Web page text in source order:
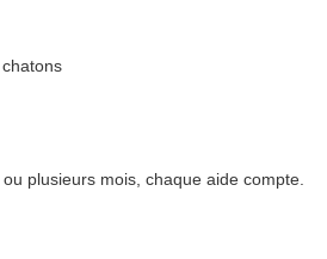
plusieurs mois, chaque aide compte.